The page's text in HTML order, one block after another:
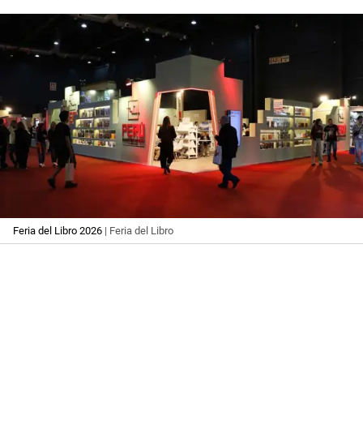
Feria del Libro 2026 | Feria del Libro